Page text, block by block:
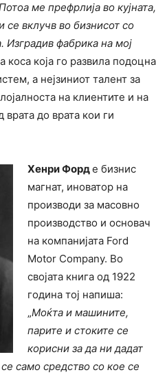
ме префрлија во кујната,
се вклучв во бизнисот со
Изградив фабрика на мој
коса која го развила подоцна
а нејзиниот талент за
на клиентите и на
до врата кои ги
Хенри Форде бизнис
магнат, иноватор на
производи за масовно
производство и основач
на компанијата Ford
Motor Company. Во
својата книга од 1922
година тој напиша:
„Моќта и машините,
парите и стоките се
корисни за да ни дадат
само средство со кое се